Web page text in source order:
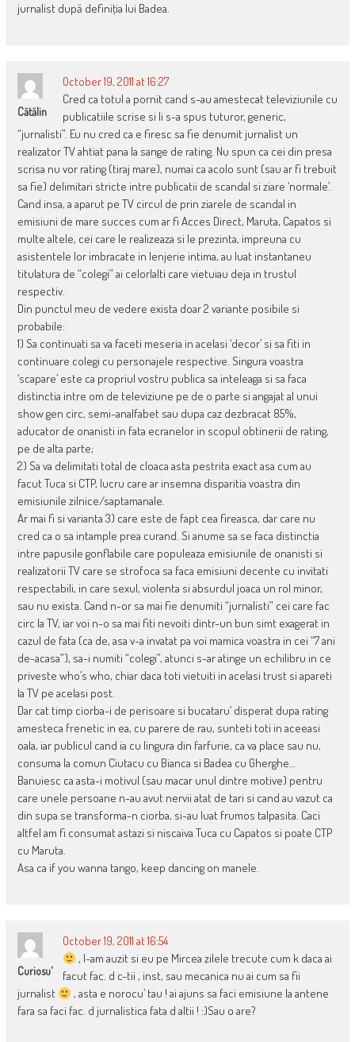
jurnalist după definiţia lui Badea.
Cătălin
October 19, 2011 at 16:27
Cred ca totul a pornit cand s-au amestecat televiziunile cu
publicatiile scrise si li s-a spus tuturor, generic,
“jurnalisti”. Eu nu cred ca e firesc sa fie denumit jurnalist un
realizator TV ahtiat pana la sange de rating. Nu spun ca cei din presa
scrisa nu vor rating (tiraj mare), numai ca acolo sunt (sau ar fi trebuit
sa fie) delimitari stricte intre publicatii de scandal si ziare ‘normale’.
Cand insa, a aparut pe TV circul de prin ziarele de scandal in
emisiuni de mare succes cum ar fi Acces Direct, Maruta, Capatos si
multe altele, cei care le realizeaza si le prezinta, impreuna cu
asistentele lor imbracate in lenjerie intima, au luat instantaneu
titulatura de “colegi” ai celorlalti care vietuiau deja in trustul
respectiv.
Din punctul meu de vedere exista doar 2 variante posibile si
probabile:
1) Sa continuati sa va faceti meseria in acelasi ‘decor’ si sa fiti in
continuare colegi cu personajele respective. Singura voastra
‘scapare’ este ca propriul vostru publica sa inteleaga si sa faca
distinctia intre om de televiziune pe de o parte si angajat al unui
show gen circ, semi-analfabet sau dupa caz dezbracat 85%,
aducator de onanisti in fata ecranelor in scopul obtinerii de rating,
pe de alta parte;
2) Sa va delimitati total de cloaca asta pestrita exact asa cum au
facut Tuca si CTP, lucru care ar insemna disparitia voastra din
emisiunile zilnice/saptamanale.
Ar mai fi si varianta 3) care este de fapt cea fireasca, dar care nu
cred ca o sa intample prea curand. Si anume sa se faca distinctia
intre papusile gonflabile care populeaza emisiunile de onanisti si
realizatorii TV care se strofoca sa faca emisiuni decente cu invitati
respectabili, in care sexul, violenta si absurdul joaca un rol minor,
sau nu exista. Cand n-or sa mai fie denumiti “jurnalisti” cei care fac
circ la TV, iar voi n-o sa mai fiti nevoiti dintr-un bun simt exagerat in
cazul de fata (ca de, asa v-a invatat pa voi mamica voastra in cei “7 ani
de-acasa”), sa-i numiti “colegi”, atunci s-ar atinge un echilibru in ce
priveste who’s who, chiar daca toti vietuiti in acelasi trust si apareti
la TV pe acelasi post.
Dar cat timp ciorba-i de perisoare si bucataru’ disperat dupa rating
amesteca frenetic in ea, cu parere de rau, sunteti toti in aceeasi
oala, iar publicul cand ia cu lingura din farfurie, ca va place sau nu,
consuma la comun Ciutacu cu Bianca si Badea cu Gherghe…
Banuiesc ca asta-i motivul (sau macar unul dintre motive) pentru
care unele persoane n-au avut nervii atat de tari si cand au vazut ca
din supa se transforma-n ciorba, si-au luat frumos talpasita. Caci
altfel am fi consumat astazi si niscaiva Tuca cu Capatos si poate CTP
cu Maruta.
Asa ca if you wanna tango, keep dancing on manele.
Curiosu'
October 19, 2011 at 16:54
, l-am auzit si eu pe Mircea zilele trecute cum k daca ai
facut fac. d c-tii , inst, sau mecanica nu ai cum sa fii
jurnalist
, asta e norocu’ tau ! ai ajuns sa faci emisiune la antene
fara sa faci fac. d jurnalistica fata d altii ! :)Sau o are?